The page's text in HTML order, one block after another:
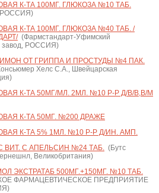
К-ТА 100МГ. ГЛЮКОЗА №10 ТАБ.
К-ТА 100МГ. ГЛЮКОЗА №40 ТАБ. /
(Фармстандарт-Уфимский
завод, РОССИЯ)
ОТ ГРИППА И ПРОСТУДЫ №4 ПАК.
Хелс С.А., Швейцарская
К-ТА 50МГ/МЛ. 2МЛ. №10 Р-Р Д/В/В,В/М
К-ТА 50МГ. №200 ДРАЖЕ
К-ТА 5% 1МЛ. №10 Р-Р Д/ИН. АМП.
ВИТ. С АПЕЛЬСИН №24 ТАБ.(Бутс
Великобритания)
ЭКСТРАТАБ 500МГ.+150МГ. №10 ТАБ.
ФАРМАЦЕВТИЧЕСКОЕ ПРЕДПРИЯТИЕ